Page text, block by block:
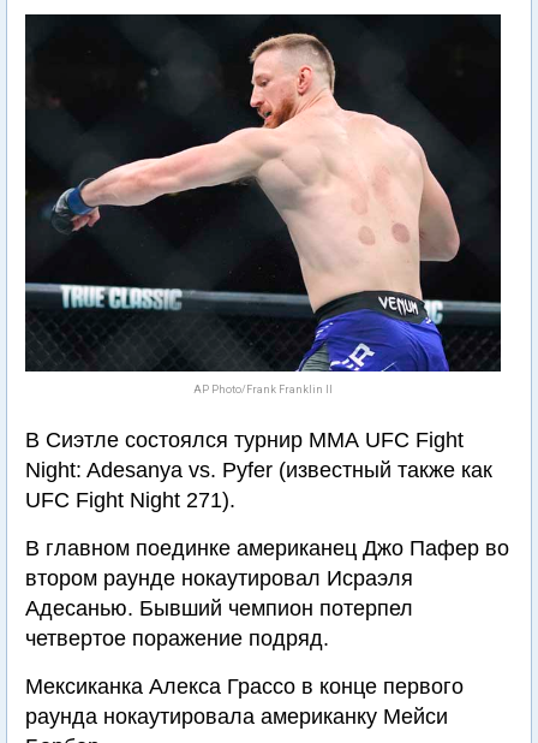
AP Photo/Frank Franklin II
В Сиэтле состоялся турнир ММА UFC Fight
Night: Adesanya vs. Pyfer (известный также как
UFC Fight Night 271).
В главном поединке американец Джо Пафер во
втором раунде нокаутировал Исраэля
Адесанью. Бывший чемпион потерпел
четвертое поражение подряд.
Мексиканка Алекса Грассо в конце первого
раунда нокаутировала американку Мейси